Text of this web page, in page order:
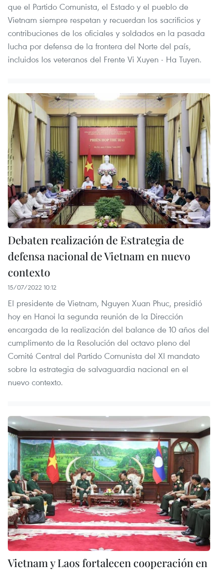
que el Partido Comunista, el Estado y el pueblo de
Vietnam siempre respetan y recuerdan los sacrificios y
contribuciones de los oficiales y soldados en la pasada
lucha por defensa de la frontera del Norte del país,
incluidos los veteranos del Frente Vi Xuyen - Ha Tuyen.
Debaten realización de Estrategia de
defensa nacional de Vietnam en nuevo
contexto
15/07/2022 10:12
El presidente de Vietnam, Nguyen Xuan Phuc, presidió
hoy en Hanoi la segunda reunión de la Dirección
encargada de la realización del balance de 10 años del
cumplimento de la Resolución del octavo pleno del
Comité Central del Partido Comunista del XI mandato
sobre la estrategia de salvaguardia nacional en el
nuevo contexto.
Vietnam y Laos fortalecen cooperación en